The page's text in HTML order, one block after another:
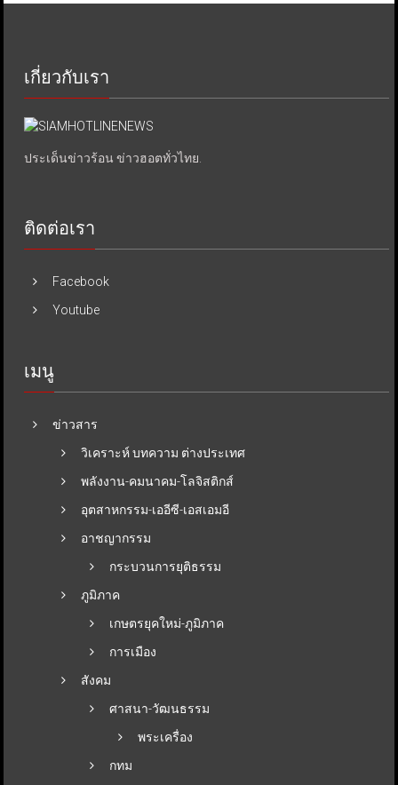
เกี่ยวกับเรา
ประเด็นข่าวร้อน ข่าวฮอตทั่วไทย.
ติดต่อเรา
Facebook
Youtube
เมนู
ข่าวสาร
วิเคราะห์ บทความ ต่างประเทศ
พลังงาน-คมนาคม-โลจิสติกส์
อุตสาหกรรม-เออีซี-เอสเอมอี
อาชญากรรม
กระบวนการยุติธรรม
ภูมิภาค
เกษตรยุคใหม่-ภูมิภาค
การเมือง
สังคม
ศาสนา-วัฒนธรรม
พระเครื่อง
กทม